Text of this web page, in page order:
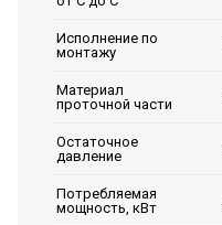
Исполнение по
монтажу
Материал
проточной части
Остаточное
давление
Потребляемая
мощность, кВт